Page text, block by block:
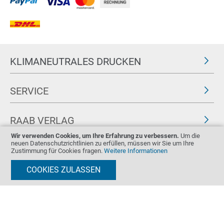
Wir verwenden Cookies, um Ihre Erfahrung zu verbessern. Um die
neuen Datenschutzrichtlinien zu erfüllen, müssen wir Sie um Ihre
Zustimmung für Cookies fragen. Weitere Informationen
COOKIES ZULASSEN
KLIMANEUTRALES DRUCKEN
SERVICE
RAAB VERLAG
FOLGEN SIE UNS ZERTIFIKATE